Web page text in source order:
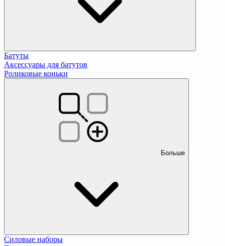
Батуты
Аксессуары для батутов
Роликовые коньки
Больше
Силовые наборы